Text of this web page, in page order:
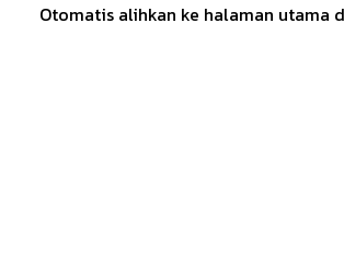
Otomatis alihkan ke halaman utama